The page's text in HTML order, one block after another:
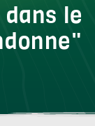
le